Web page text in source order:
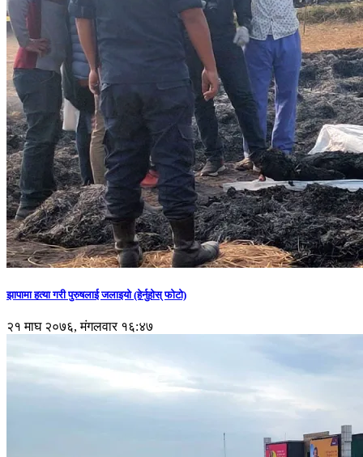
झापामा हत्या गरी पुरुषलाई जलाइयो (हेर्नुहाेस् फाेटाे)
२१ माघ २०७६, मंगलवार १६:४७